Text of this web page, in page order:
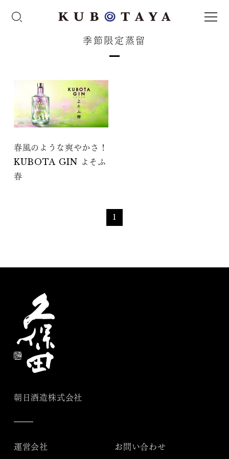
季節限定蒸留
春風のような爽やかさ！
KUBOTA GIN よそふ
春
1
朝日酒造株式会社
運営会社 お問い合わせ